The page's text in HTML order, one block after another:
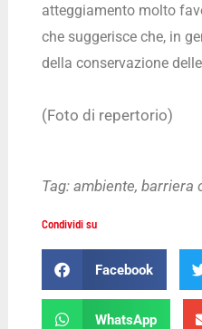
atteggiamento molto
che suggerisce che, in
della conservazione
(Foto di repertorio)
Tag:ambiente,barriera
Condividi su
Facebook
WhatsApp